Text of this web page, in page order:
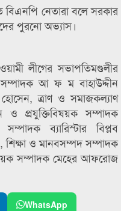
বিএনপি নেতারা বলে সরকার
পুরনো অভ্যাস।
লীগের সভাপতিমণ্ডলীর
আ ফ ম বাহাউদ্দীন
ত্রাণ ও সমাজকল্যাণ
ও প্রযুক্তিবিষয়ক সম্পাদক
ব্যারিস্টার বিপ্লব
ও মানবসম্পদ সম্পাদক
সম্পাদক মেহের আফরোজ
WhatsApp